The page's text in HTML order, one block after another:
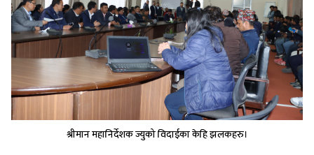
श्रीमान महानिर्देशक ज्युको विदाईका केहि झलकहरु।